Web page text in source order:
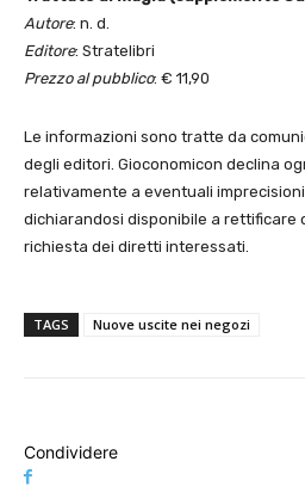
Autore: n. d.
Editore: Stratelibri
Prezzo al pubblico: € 11,90
Le informazioni sono tratte da
degli editori. Gioconomicon declina
relativamente a eventuali
dichiarandosi disponibile a rettificare
richiesta dei diretti interessati.
TAGS Nuove uscite nei negozi
Condividere